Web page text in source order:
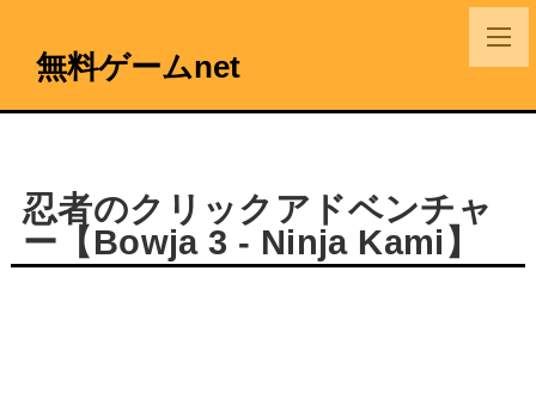
無料ゲームnet
忍者のクリックアドベンチャ
ー【Bowja 3 - Ninja Kami】